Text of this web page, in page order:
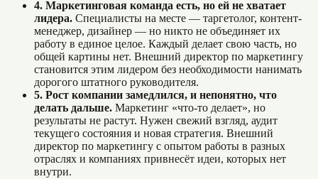
4. Маркетинговая команда есть, но ей не хватает
лидера. Специалисты на месте — таргетолог, контент-
менеджер, дизайнер — но никто не объединяет их
работу в единое целое. Каждый делает свою часть, но
общей картины нет. Внешний директор по маркетингу
становится этим лидером без необходимости нанимать
дорогого штатного руководителя.
5. Рост компании замедлился, и непонятно, что
делать дальше. Маркетинг «что-то делает», но
результаты не растут. Нужен свежий взгляд, аудит
текущего состояния и новая стратегия. Внешний
директор по маркетингу с опытом работы в разных
отраслях и компаниях привнесёт идеи, которых нет
внутри.